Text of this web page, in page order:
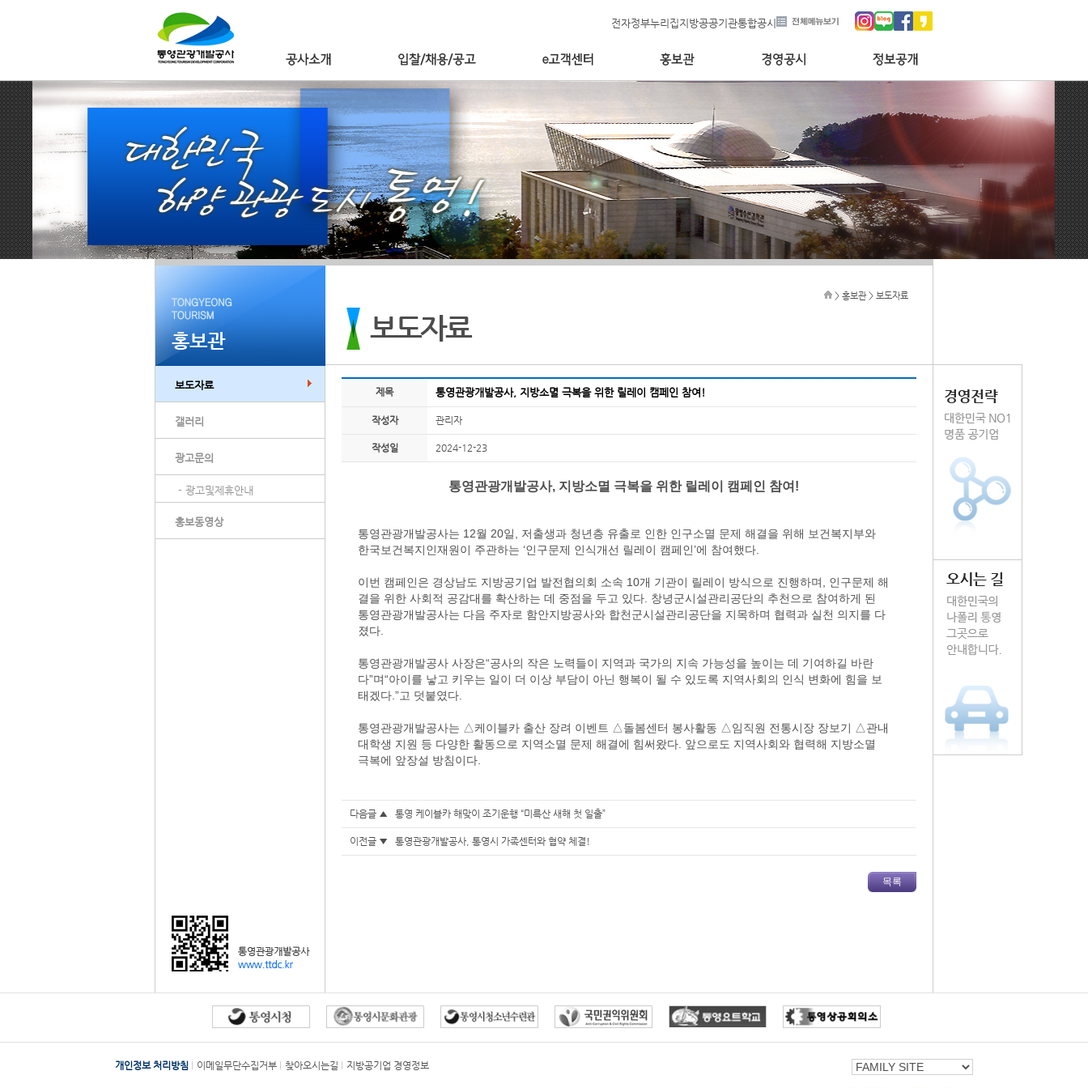
전자정부누리집지방공공기관통합공시
보도자료
갤러리
광고문의
- 광고및제휴안내
홍보동영상
> 홍보관 > 보도자료
제목 통영관광개발공사, 지방소멸 극복을 위한 릴레이 캠페인 참여!
작성자 관리자
작성일 2024-12-23
통영관광개발공사, 지방소멸 극복을 위한 릴레이 캠페인 참여!
통영관광개발공사는 12월 20일, 저출생과 청년층 유출로 인한 인구소멸 문제 해결을 위해 보건복지부와
한국보건복지인재원이 주관하는 ‘인구문제 인식개선 릴레이 캠페인’에 참여했다.
이번 캠페인은 경상남도 지방공기업 발전협의회 소속 10개 기관이 릴레이 방식으로 진행하며, 인구문제 해
결을 위한 사회적 공감대를 확산하는 데 중점을 두고 있다. 창녕군시설관리공단의 추천으로 참여하게 된
통영관광개발공사는 다음 주자로 함안지방공사와 합천군시설관리공단을 지목하며 협력과 실천 의지를 다
졌다.
통영관광개발공사 사장은“공사의 작은 노력들이 지역과 국가의 지속 가능성을 높이는 데 기여하길 바란
다”며“아이를 낳고 키우는 일이 더 이상 부담이 아닌 행복이 될 수 있도록 지역사회의 인식 변화에 힘을 보
태겠다.”고 덧붙였다.
통영관광개발공사는 △케이블카 출산 장려 이벤트 △돌봄센터 봉사활동 △임직원 전통시장 장보기 △관내
대학생 지원 등 다양한 활동으로 지역소멸 문제 해결에 힘써왔다. 앞으로도 지역사회와 협력해 지방소멸
극복에 앞장설 방침이다.
다음글 ▲ 통영 케이블카 해맞이 조기운행 “미륵산 새해 첫 일출”
이전글 ▼ 통영관광개발공사, 통영시 가족센터와 협약 체결!
개인정보 처리방침 이메일무단수집거부 찾아오시는길 지방공기업 경영정보